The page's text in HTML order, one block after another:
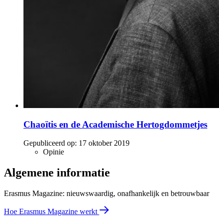
Chaoïtis en de Academische Hertogdommetjes
Gepubliceerd op: 17 oktober 2019
Opinie
Algemene informatie
Erasmus Magazine: nieuwswaardig, onafhankelijk en betrouwbaar
Hoe Erasmus Magazine werkt